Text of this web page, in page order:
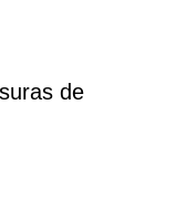
de